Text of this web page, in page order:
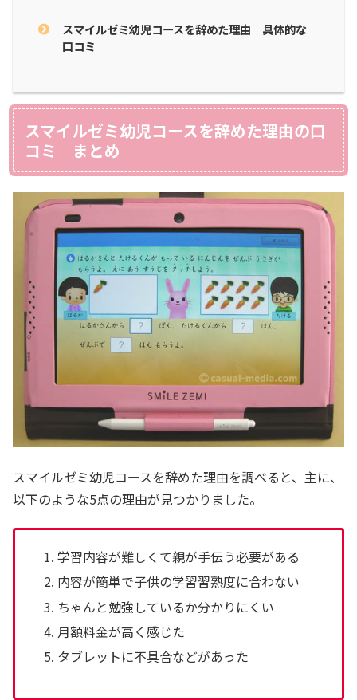
スマイルゼミ幼児コースを辞めた理由｜具体的な
口コミ
スマイルゼミ幼児コースを辞めた理由の口
コミ｜まとめ
スマイルゼミ幼児コースを辞めた理由を調べると、主に、
以下のような5点の理由が見つかりました。
学習内容が難しくて親が手伝う必要がある
内容が簡単で子供の学習習熟度に合わない
ちゃんと勉強しているか分かりにくい
月額料金が高く感じた
タブレットに不具合などがあった